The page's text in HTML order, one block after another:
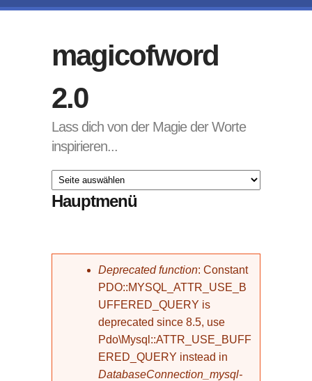
magicofword
2.0
Lass dich von der Magie der Worte
inspirieren...
Hauptmenü
Fehlermeldung
Deprecated function: Constant
PDO::MYSQL_ATTR_USE_B
UFFERED_QUERY is
deprecated since 8.5, use
Pdo\Mysql::ATTR_USE_BUFF
ERED_QUERY instead in
DatabaseConnection_mysql-